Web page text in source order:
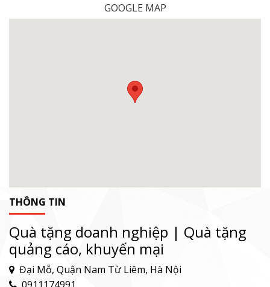
GOOGLE MAP
THÔNG TIN
Quà tặng doanh nghiệp | Quà tặng
quảng cáo, khuyến mại
Đại Mỗ, Quận Nam Từ Liêm, Hà Nội